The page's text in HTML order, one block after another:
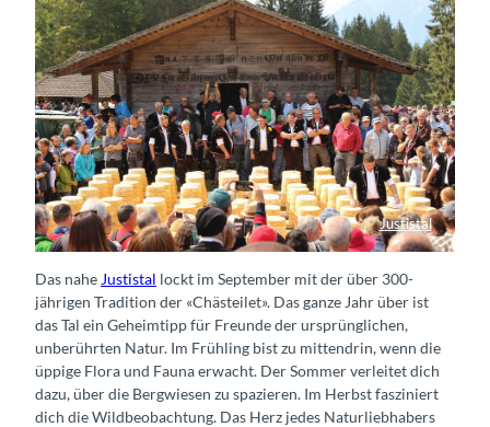
Justistal
Auslosung Käse Justistal
Das nahe Justistal lockt im September mit der über 300-
jährigen Tradition der «Chästeilet». Das ganze Jahr über ist
das Tal ein Geheimtipp für Freunde der ursprünglichen,
unberührten Natur. Im Frühling bist zu mittendrin, wenn die
üppige Flora und Fauna erwacht. Der Sommer verleitet dich
dazu, über die Bergwiesen zu spazieren. Im Herbst fasziniert
dich die Wildbeobachtung. Das Herz jedes Naturliebhabers